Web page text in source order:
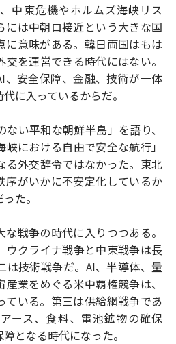
中東危機やホルムズ海峡リス
には中朝ロ接近という大きな国
に意味がある。韓日両国はもは
を運営できる時代にはない。
、安全保障、金融、技術が一体
に入っているからだ。
い平和な朝鮮半島」を語り、
における自由で安全な航行」
る外交辞令ではなかった。東北
序がいかに不安定化しているか
た。
戦争の時代に入りつつある。
ウクライナ戦争と中東戦争は長
は技術戦争だ。AI、半導体、量
業をめぐる米中覇権競争は、
ている。第三は供給網戦争であ
ース、食料、電池鉱物の確保
となる時代になった。